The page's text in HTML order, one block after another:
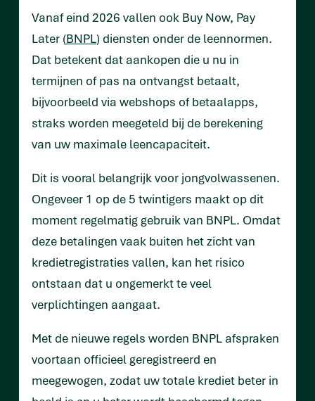
Vanaf eind 2026 vallen ook Buy Now, Pay
Later (BNPL) diensten onder de leennormen.
Dat betekent dat aankopen die u nu in
termijnen of pas na ontvangst betaalt,
bijvoorbeeld via webshops of betaalapps,
straks worden meegeteld bij de berekening
van uw maximale leencapaciteit.
Dit is vooral belangrijk voor jongvolwassenen.
Ongeveer 1 op de 5 twintigers maakt op dit
moment regelmatig gebruik van BNPL. Omdat
deze betalingen vaak buiten het zicht van
kredietregistraties vallen, kan het risico
ontstaan dat u ongemerkt te veel
verplichtingen aangaat.
Met de nieuwe regels worden BNPL afspraken
voortaan officieel geregistreerd en
meegewogen, zodat uw totale krediet beter in